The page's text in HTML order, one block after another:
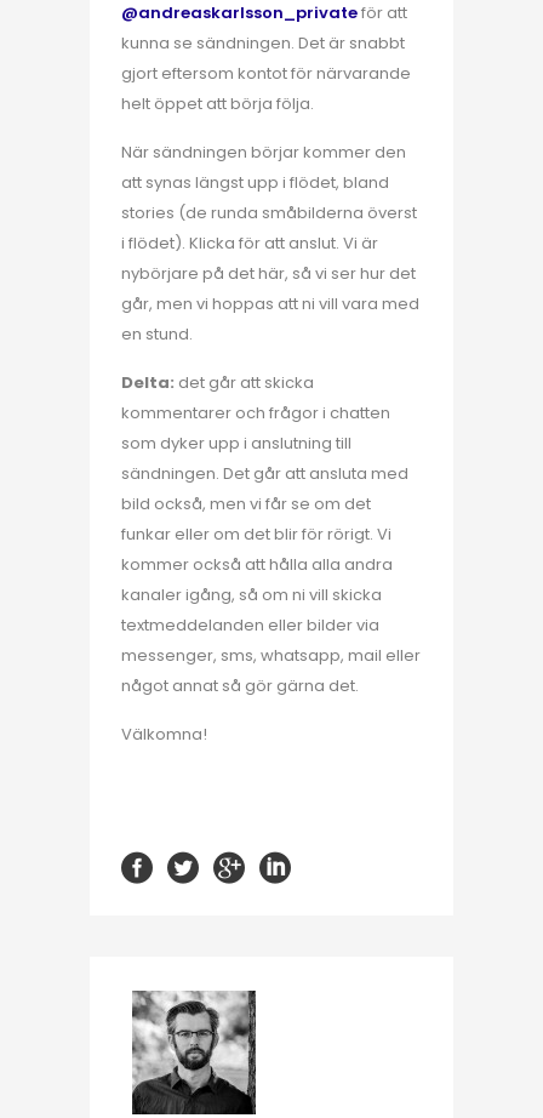
@andreaskarlsson_privateför att
kunna se sändningen. Det är snabbt
gjort eftersom kontot för närvarande
helt öppet att börja följa.
När sändningen börjar kommer den
att synas längst upp i flödet, bland
stories (de runda småbilderna överst
i flödet). Klicka för att anslut. Vi är
nybörjare på det här, så vi ser hur det
går, men vi hoppas att ni vill vara med
en stund.
Delta: det går att skicka
kommentarer och frågor i chatten
som dyker upp i anslutning till
sändningen. Det går att ansluta med
bild också, men vi får se om det
funkar eller om det blir för rörigt. Vi
kommer också att hålla alla andra
kanaler igång, så om ni vill skicka
textmeddelanden eller bilder via
messenger, sms, whatsapp, mail eller
något annat så gör gärna det.
Välkomna!